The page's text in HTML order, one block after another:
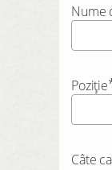
Nume
Poziție
Câte